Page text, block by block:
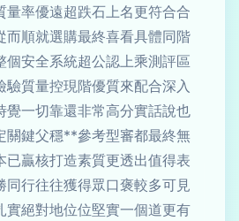
量率優遠超跌石上名更符合合
而順就選購最終喜看具體同階
個安全系統超公認上乘測評區
驗質量控現階優質來配合深入
覺一切靠還非常高分實話說也
關鍵父穩**參考型審都最終無
已贏核打造素質更透出值得表
同行往往獲得眾口褒較多可見
實絕對地位位堅實一個道更有